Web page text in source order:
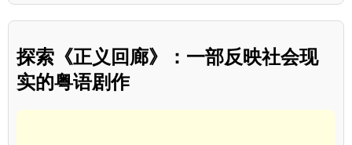
探索《正义回廊》：一部反映社会现
实的粤语剧作